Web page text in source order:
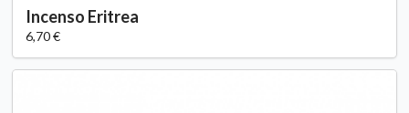
Incenso Eritrea
6,70 €